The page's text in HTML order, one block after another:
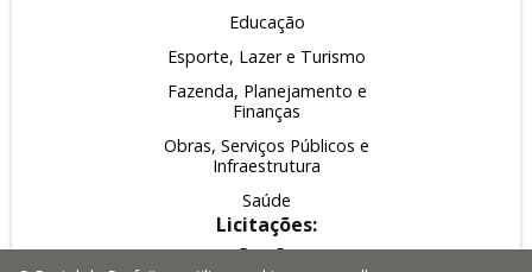
Educação
Esporte, Lazer e Turismo
Fazenda, Planejamento e
Finanças
Obras, Serviços Públicos e
Infraestrutura
Saúde
Licitações:
Pregão